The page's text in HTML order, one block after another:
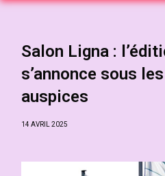
Salon Ligna :
s’annonce sous
auspices
14 AVRIL 2025